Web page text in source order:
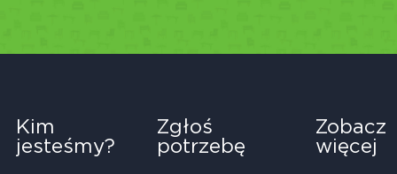
Kim
jesteśmy?
Zgłoś
potrzebę
Zobacz
więcej